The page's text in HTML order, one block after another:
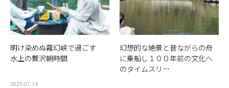
明け染めぬ霧幻峡で過ごす
水上の贅沢朝時間
2025.07.14
幻想的な絶景と昔ながらの舟
に乗船し１００年前の文化へ
のタイムスリ…